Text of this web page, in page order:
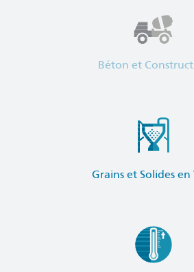
Béton et
Grains et Solides en